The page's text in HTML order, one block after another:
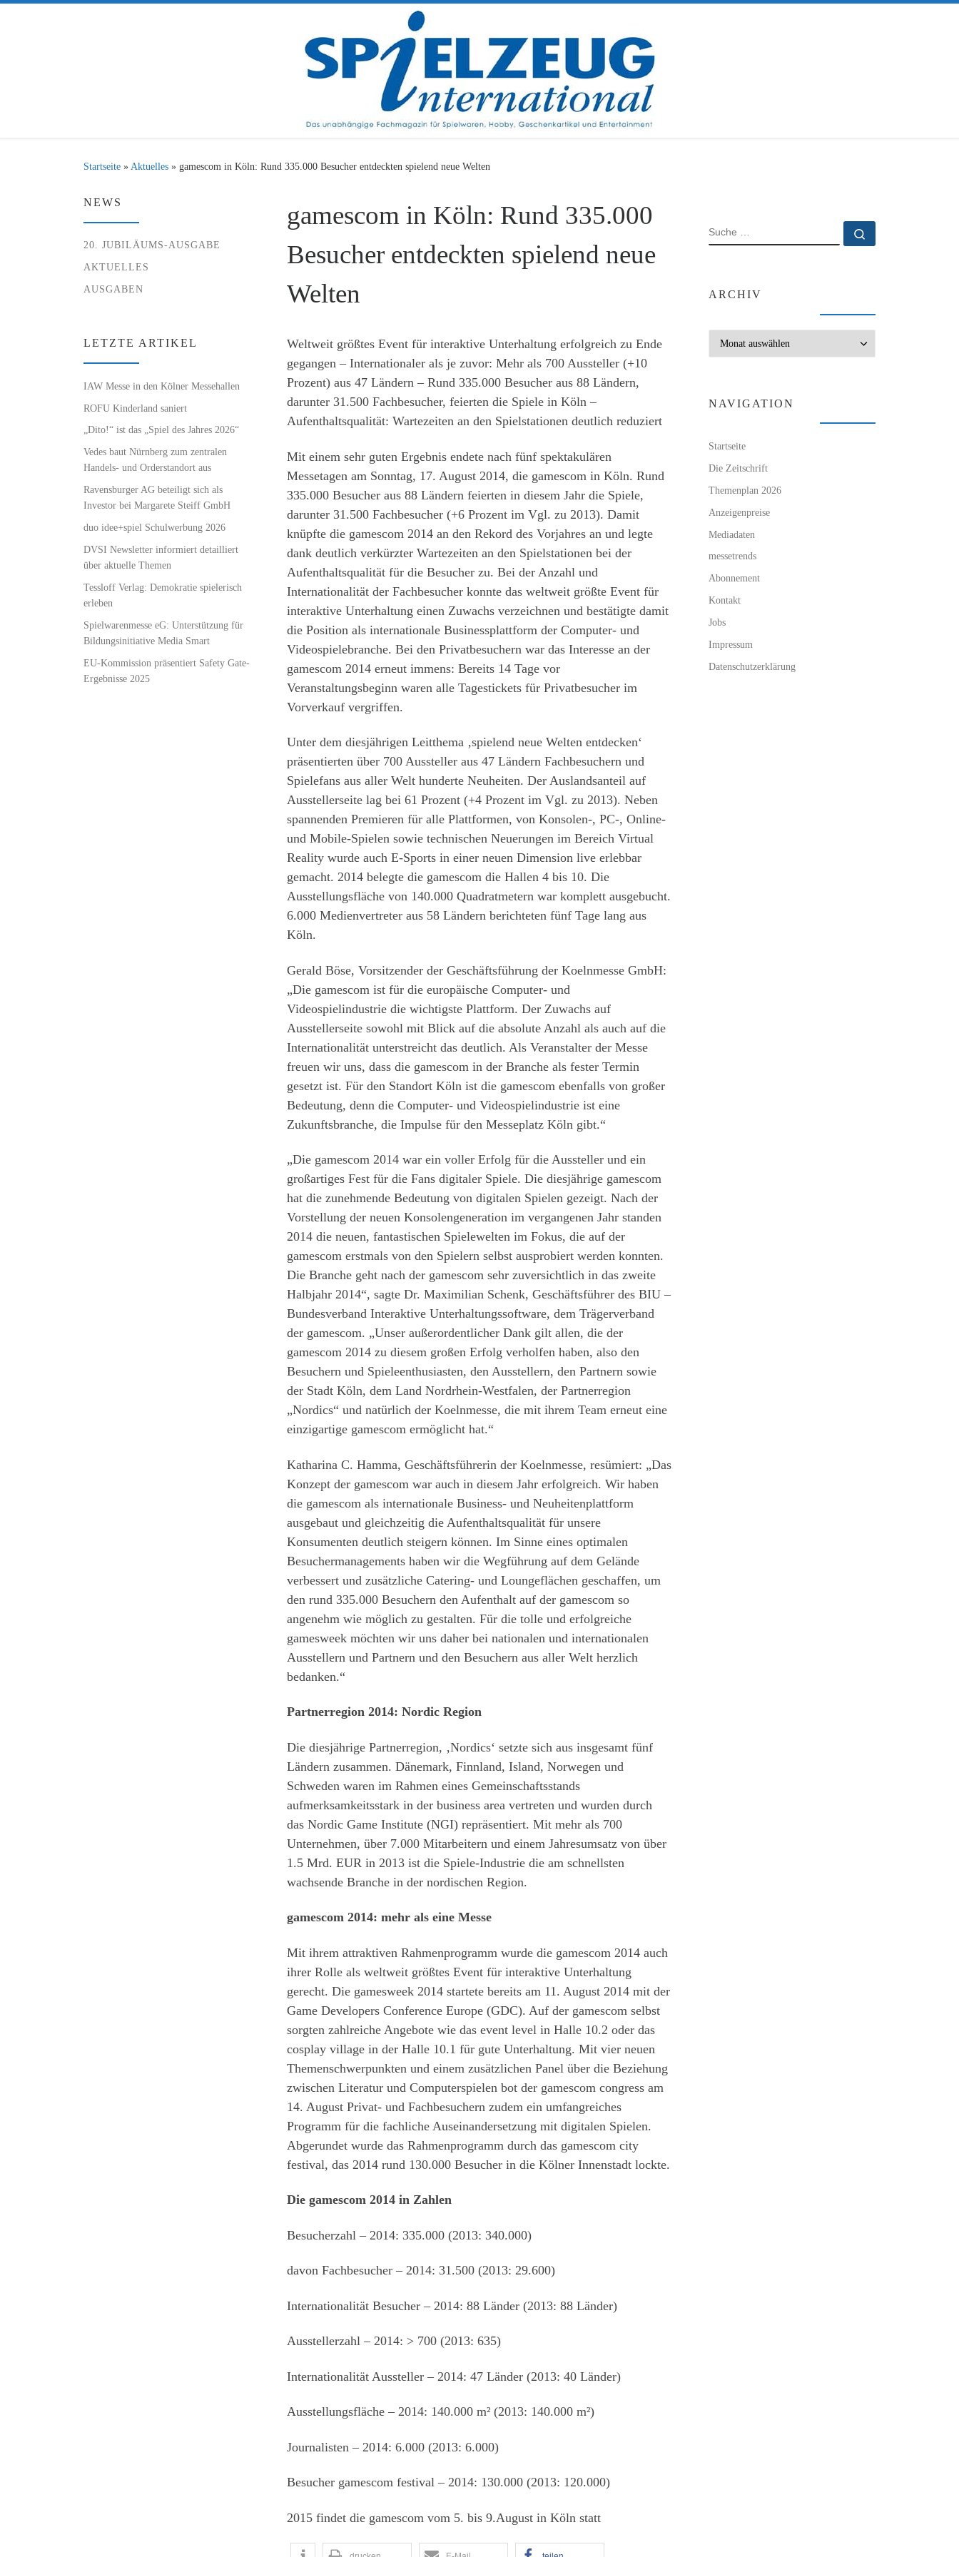
Startseite »Aktuelles » gamescom in Köln: Rund 335.000 Besucher entdeckten spielend neue Welten
gamescom in Köln: Rund 335.000
Besucher entdeckten spielend neue
Welten
Weltweit größtes Event für interaktive Unterhaltung erfolgreich zu Ende
gegangen – Internationaler als je zuvor: Mehr als 700 Aussteller (+10
Prozent) aus 47 Ländern – Rund 335.000 Besucher aus 88 Ländern,
darunter 31.500 Fachbesucher, feierten die Spiele in Köln –
Aufenthaltsqualität: Wartezeiten an den Spielstationen deutlich reduziert
Mit einem sehr guten Ergebnis endete nach fünf spektakulären
Messetagen am Sonntag, 17. August 2014, die gamescom in Köln. Rund
335.000 Besucher aus 88 Ländern feierten in diesem Jahr die Spiele,
darunter 31.500 Fachbesucher (+6 Prozent im Vgl. zu 2013). Damit
knüpfte die gamescom 2014 an den Rekord des Vorjahres an und legte
dank deutlich verkürzter Wartezeiten an den Spielstationen bei der
Aufenthaltsqualität für die Besucher zu. Bei der Anzahl und
Internationalität der Fachbesucher konnte das weltweit größte Event für
interaktive Unterhaltung einen Zuwachs verzeichnen und bestätigte damit
die Position als internationale Businessplattform der Computer- und
Videospielebranche. Bei den Privatbesuchern war das Interesse an der
gamescom 2014 erneut immens: Bereits 14 Tage vor
Veranstaltungsbeginn waren alle Tagestickets für Privatbesucher im
Vorverkauf vergriffen.
Unter dem diesjährigen Leitthema ‚spielend neue Welten entdecken‘
präsentierten über 700 Aussteller aus 47 Ländern Fachbesuchern und
Spielefans aus aller Welt hunderte Neuheiten. Der Auslandsanteil auf
Ausstellerseite lag bei 61 Prozent (+4 Prozent im Vgl. zu 2013). Neben
spannenden Premieren für alle Plattformen, von Konsolen-, PC-, Online-
und Mobile-Spielen sowie technischen Neuerungen im Bereich Virtual
Reality wurde auch E-Sports in einer neuen Dimension live erlebbar
gemacht. 2014 belegte die gamescom die Hallen 4 bis 10. Die
Ausstellungsfläche von 140.000 Quadratmetern war komplett ausgebucht.
6.000 Medienvertreter aus 58 Ländern berichteten fünf Tage lang aus
Köln.
Gerald Böse, Vorsitzender der Geschäftsführung der Koelnmesse GmbH:
„Die gamescom ist für die europäische Computer- und
Videospielindustrie die wichtigste Plattform. Der Zuwachs auf
Ausstellerseite sowohl mit Blick auf die absolute Anzahl als auch auf die
Internationalität unterstreicht das deutlich. Als Veranstalter der Messe
freuen wir uns, dass die gamescom in der Branche als fester Termin
gesetzt ist. Für den Standort Köln ist die gamescom ebenfalls von großer
Bedeutung, denn die Computer- und Videospielindustrie ist eine
Zukunftsbranche, die Impulse für den Messeplatz Köln gibt.“
„Die gamescom 2014 war ein voller Erfolg für die Aussteller und ein
großartiges Fest für die Fans digitaler Spiele. Die diesjährige gamescom
hat die zunehmende Bedeutung von digitalen Spielen gezeigt. Nach der
Vorstellung der neuen Konsolengeneration im vergangenen Jahr standen
2014 die neuen, fantastischen Spielewelten im Fokus, die auf der
gamescom erstmals von den Spielern selbst ausprobiert werden konnten.
Die Branche geht nach der gamescom sehr zuversichtlich in das zweite
Halbjahr 2014“, sagte Dr. Maximilian Schenk, Geschäftsführer des BIU –
Bundesverband Interaktive Unterhaltungssoftware, dem Trägerverband
der gamescom. „Unser außerordentlicher Dank gilt allen, die der
gamescom 2014 zu diesem großen Erfolg verholfen haben, also den
Besuchern und Spieleenthusiasten, den Ausstellern, den Partnern sowie
der Stadt Köln, dem Land Nordrhein-Westfalen, der Partnerregion
„Nordics“ und natürlich der Koelnmesse, die mit ihrem Team erneut eine
einzigartige gamescom ermöglicht hat.“
Katharina C. Hamma, Geschäftsführerin der Koelnmesse, resümiert: „Das
Konzept der gamescom war auch in diesem Jahr erfolgreich. Wir haben
die gamescom als internationale Business- und Neuheitenplattform
ausgebaut und gleichzeitig die Aufenthaltsqualität für unsere
Konsumenten deutlich steigern können. Im Sinne eines optimalen
Besuchermanagements haben wir die Wegführung auf dem Gelände
verbessert und zusätzliche Catering- und Loungeflächen geschaffen, um
den rund 335.000 Besuchern den Aufenthalt auf der gamescom so
angenehm wie möglich zu gestalten. Für die tolle und erfolgreiche
gamesweek möchten wir uns daher bei nationalen und internationalen
Ausstellern und Partnern und den Besuchern aus aller Welt herzlich
bedanken.“
Partnerregion 2014: Nordic Region
Die diesjährige Partnerregion, ‚Nordics‘ setzte sich aus insgesamt fünf
Ländern zusammen. Dänemark, Finnland, Island, Norwegen und
Schweden waren im Rahmen eines Gemeinschaftsstands
aufmerksamkeitsstark in der business area vertreten und wurden durch
das Nordic Game Institute (NGI) repräsentiert. Mit mehr als 700
Unternehmen, über 7.000 Mitarbeitern und einem Jahresumsatz von über
1.5 Mrd. EUR in 2013 ist die Spiele-Industrie die am schnellsten
wachsende Branche in der nordischen Region.
gamescom 2014: mehr als eine Messe
Mit ihrem attraktiven Rahmenprogramm wurde die gamescom 2014 auch
ihrer Rolle als weltweit größtes Event für interaktive Unterhaltung
gerecht. Die gamesweek 2014 startete bereits am 11. August 2014 mit der
Game Developers Conference Europe (GDC). Auf der gamescom selbst
sorgten zahlreiche Angebote wie das event level in Halle 10.2 oder das
cosplay village in der Halle 10.1 für gute Unterhaltung. Mit vier neuen
Themenschwerpunkten und einem zusätzlichen Panel über die Beziehung
zwischen Literatur und Computerspielen bot der gamescom congress am
14. August Privat- und Fachbesuchern zudem ein umfangreiches
Programm für die fachliche Auseinandersetzung mit digitalen Spielen.
Abgerundet wurde das Rahmenprogramm durch das gamescom city
festival, das 2014 rund 130.000 Besucher in die Kölner Innenstadt lockte.
Die gamescom 2014 in Zahlen
Besucherzahl – 2014: 335.000 (2013: 340.000)
davon Fachbesucher – 2014: 31.500 (2013: 29.600)
Internationalität Besucher – 2014: 88 Länder (2013: 88 Länder)
Ausstellerzahl – 2014: > 700 (2013: 635)
Internationalität Aussteller – 2014: 47 Länder (2013: 40 Länder)
Ausstellungsfläche – 2014: 140.000 m² (2013: 140.000 m²)
Journalisten – 2014: 6.000 (2013: 6.000)
Besucher gamescom festival – 2014: 130.000 (2013: 120.000)
2015 findet die gamescom vom 5. bis 9.August in Köln statt
NEWS
20. JUBILÄUMS-AUSGABE
AKTUELLES
AUSGABEN
LETZTE ARTIKEL
IAW Messe in den Kölner Messehallen
ROFU Kinderland saniert
„Dito!“ ist das „Spiel des Jahres 2026“
Vedes baut Nürnberg zum zentralen
Handels- und Orderstandort aus
Ravensburger AG beteiligt sich als
Investor bei Margarete Steiff GmbH
duo idee+spiel Schulwerbung 2026
DVSI Newsletter informiert detailliert
über aktuelle Themen
Tessloff Verlag: Demokratie spielerisch
erleben
Spielwarenmesse eG: Unterstützung für
Bildungsinitiative Media Smart
EU-Kommission präsentiert Safety Gate-
Ergebnisse 2025
SUCHE
ARCHIV
NAVIGATION
Startseite
Die Zeitschrift
Themenplan 2026
Anzeigenpreise
Mediadaten
messetrends
Abonnement
Kontakt
Jobs
Impressum
Datenschutzerklärung